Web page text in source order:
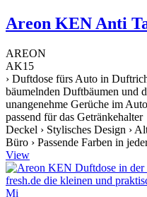
Areon KEN Anti
AREON
AK15
› Duftdose fürs Auto in
bäumelnden Duftbäumen und
unangenehme Gerüche im
passend für das
Deckel › Stylisches Design ›
Büro › Passende Farben in
View